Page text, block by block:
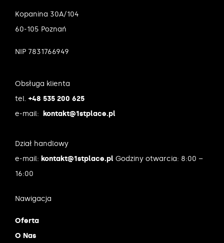
Kopanina 30A/104
60-105 Poznań
NIP 7831766949
Obsługa klienta
tel. +48 535 200 625
e-mail:
kontakt@1stplace.pl
Dział handlowy
e-mail: kontakt@1stplace.pl Godziny otwarcia: 8:00 –
16:00
Nawigacja
Oferta
O Nas